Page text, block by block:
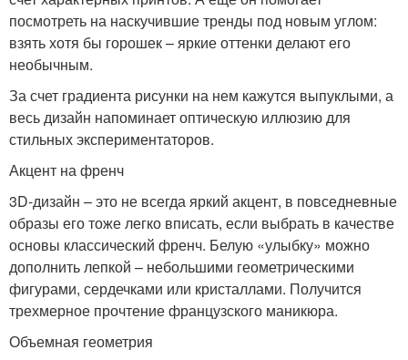
посмотреть на наскучившие тренды под новым углом:
взять хотя бы горошек – яркие оттенки делают его
необычным.
За счет градиента рисунки на нем кажутся выпуклыми, а
весь дизайн напоминает оптическую иллюзию для
стильных экспериментаторов.
Акцент на френч
3D-дизайн – это не всегда яркий акцент, в повседневные
образы его тоже легко вписать, если выбрать в качестве
основы классический френч. Белую «улыбку» можно
дополнить лепкой – небольшими геометрическими
фигурами, сердечками или кристаллами. Получится
трехмерное прочтение французского маникюра.
Объемная геометрия